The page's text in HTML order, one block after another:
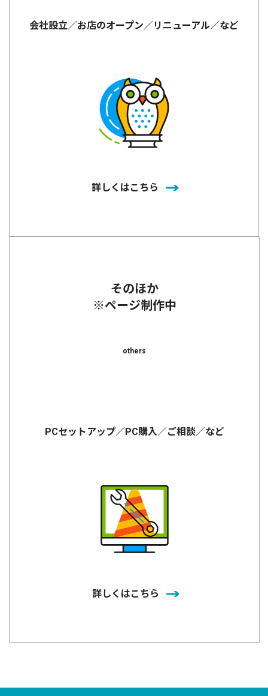
会社設立／お店のオープン／リニューアル／など
詳しくはこちら
そのほか
※ページ制作中
others
PCセットアップ／PC購入／ご相談／など
詳しくはこちら